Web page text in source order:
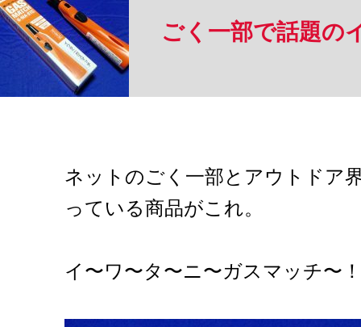
ごく一部で話題の
ネットのごく一部とアウトドア
っている商品がこれ。
イ〜ワ〜タ〜ニ〜ガスマッチ〜！